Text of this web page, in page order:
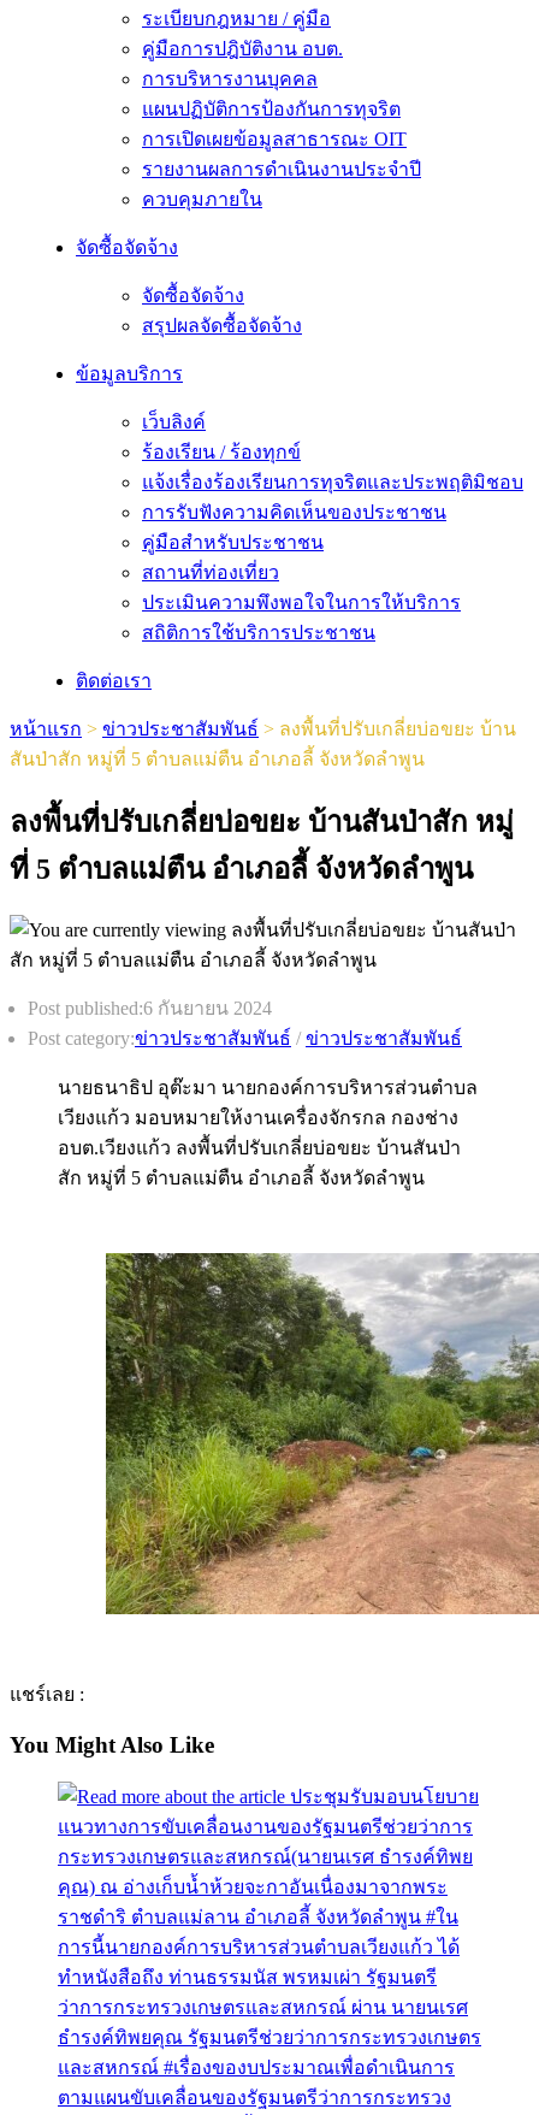
ระเบียบกฎหมาย / คู่มือ
คู่มือการปฎิบัติงาน อบต.
การบริหารงานบุคคล
แผนปฏิบัติการป้องกันการทุจริต
การเปิดเผยข้อมูลสาธารณะ OIT
รายงานผลการดำเนินงานประจำปี
ควบคุมภายใน
จัดซื้อจัดจ้าง
จัดซื้อจัดจ้าง
สรุปผลจัดซื้อจัดจ้าง
ข้อมูลบริการ
เว็บลิงค์
ร้องเรียน / ร้องทุกข์
แจ้งเรื่องร้องเรียนการทุจริตและประพฤติมิชอบ
การรับฟังความคิดเห็นของประชาชน
คู่มือสำหรับประชาชน
สถานที่ท่องเที่ยว
ประเมินความพึงพอใจในการให้บริการ
สถิติการใช้บริการประชาชน
ติดต่อเรา
หน้าแรก > ข่าวประชาสัมพันธ์ > ลงพื้นที่ปรับเกลี่ยบ่อขยะ บ้าน
สันป่าสัก หมู่ที่ 5 ตำบลแม่ตืน อำเภอลี้ จังหวัดลำพูน
ลงพื้นที่ปรับเกลี่ยบ่อขยะ บ้านสันป่าสัก หมู่
ที่ 5 ตำบลแม่ตืน อำเภอลี้ จังหวัดลำพูน
Post published:6 กันยายน 2024
Post category:ข่าวประชาสัมพันธ์ / ข่าวประชาสัมพันธ์
นายธนาธิป อุต๊ะมา นายกองค์การบริหารส่วนตำบล
เวียงแก้ว มอบหมายให้งานเครื่องจักรกล กองช่าง
อบต.เวียงแก้ว ลงพื้นที่ปรับเกลี่ยบ่อขยะ บ้านสันป่า
สัก หมู่ที่ 5 ตำบลแม่ตืน อำเภอลี้ จังหวัดลำพูน
แชร์เลย :
You Might Also Like